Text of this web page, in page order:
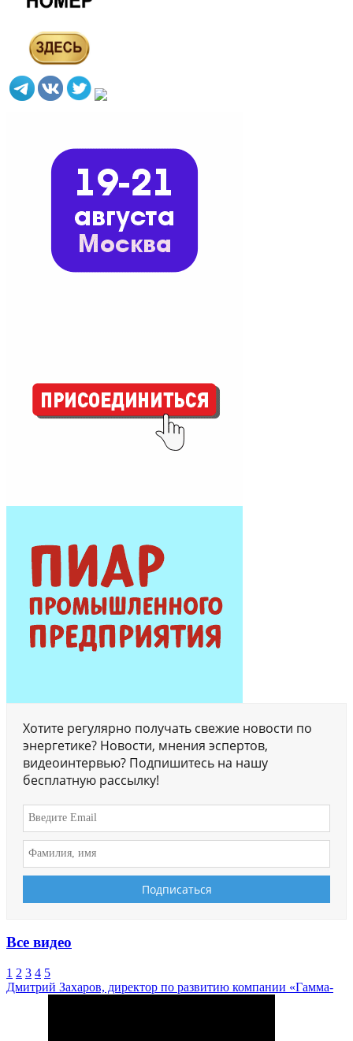
Хотите регулярно получать свежие новости по
энергетике? Новости, мнения эспертов,
видеоинтервью? Подпишитесь на нашу
бесплатную рассылку!
Все видео
1 2 3 4 5
Дмитрий Захаров, директор по развитию компании «Гамма-